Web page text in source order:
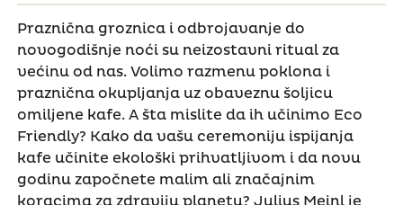
Praznična groznica i odbrojavanje do
novogodišnje noći su neizostavni ritual za
većinu od nas. Volimo razmenu poklona i
praznična okupljanja uz obaveznu šoljicu
omiljene kafe. A šta mislite da ih učinimo Eco
Friendly? Kako da vašu ceremoniju ispijanja
kafe učinite ekološki prihvatljivom i da novu
godinu započnete malim ali značajnim
koracima za zdraviju planetu? Julius Meinl je